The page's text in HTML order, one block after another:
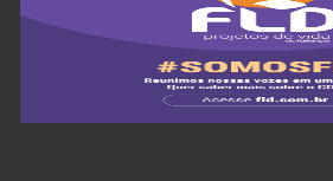
EDITAL FLD-COMIN –
função de Assistente
Modelo de currículo